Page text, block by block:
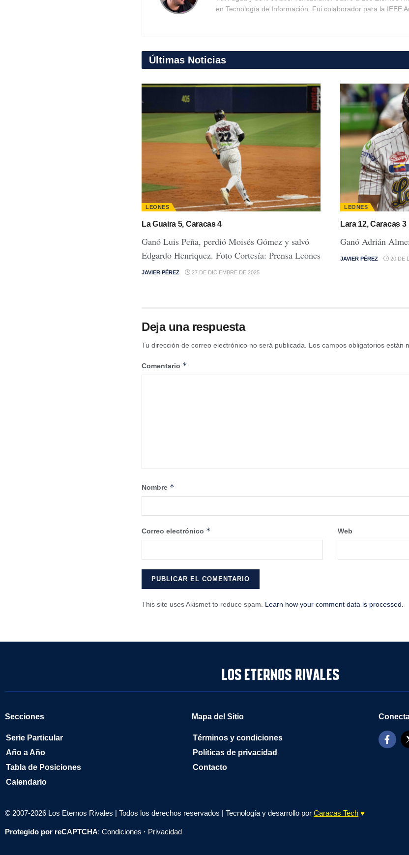
en Tecnología de Información. Fui colaborador para la IEEE
Últimas Noticias
LEONES
La Guaira 5, Caracas 4
Ganó Luis Peña, perdió Moisés Gómez y salvó
Edgardo Henriquez. Foto Cortesía: Prensa Leones
JAVIER PÉREZ 27 DE DICIEMBRE DE 2025
LEONES
Lara 12, Caracas 3
Ganó Adrián
JAVIER PÉREZ 20 DE
Deja una respuesta
Tu dirección de correo electrónico no será publicada. Los campos obligatorios están
Comentario *
Nombre *
Correo electrónico * Web
This site uses Akismet to reduce spam. Learn how your comment data is processed.
Secciones
Serie Particular
Año a Año
Tabla de Posiciones
Calendario
Mapa del Sitio
Términos y condiciones
Políticas de privacidad
Contacto
© 2007-2026 Los Eternos Rivales | Todos los derechos reservados | Tecnología y desarrollo por Caracas Tech ♥️
Protegido por reCAPTCHA: Condiciones · Privacidad